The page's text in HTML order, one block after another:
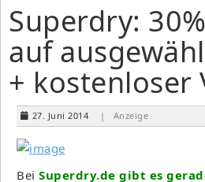
Superdry:
auf
+ kostenloser
27. Juni 2014 | Anzeige
Bei Superdry.de gibt es